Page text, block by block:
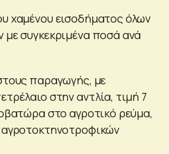
χαμένου εισοδήματος όλων
συγκεκριμένα ποσά ανά
παραγωγής, με
στην αντλία, τιμή 7
στο αγροτικό ρεύμα,